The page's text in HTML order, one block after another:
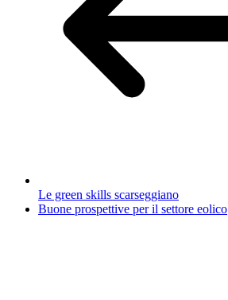
Le green skills scarseggiano
Buone prospettive per il settore eolico